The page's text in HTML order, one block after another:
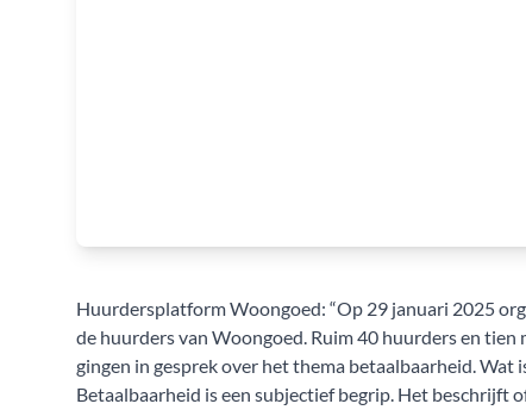
Huurdersplatform Woongoed: “Op 29 januari 2025
de huurders van Woongoed. Ruim 40 huurders en
gingen in gesprek over het thema betaalbaarheid. Wat
Betaalbaarheid is een subjectief begrip. Het beschrijft